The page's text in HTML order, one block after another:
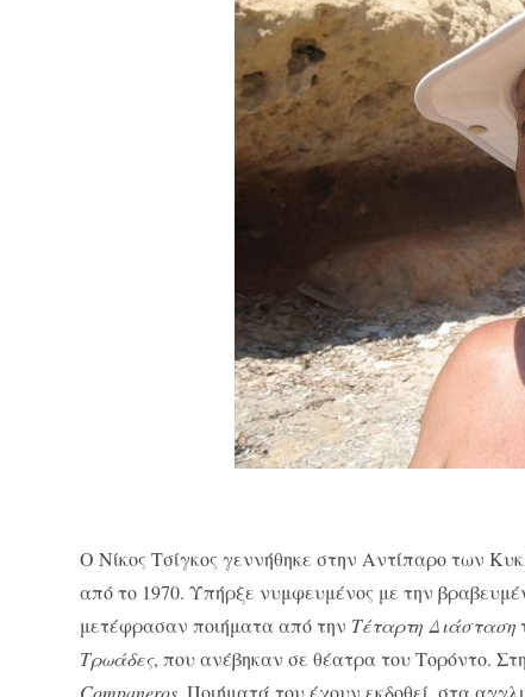
Ο Νίκος Τσίγκος γεννήθηκε στην Αντίπαρο των
από το 1970. Υπήρξε νυμφευμένος με την
μετέφρασαν ποιήματα από την Τέταρτη Διάσταση
Τρωάδες, που ανέβηκαν σε θέατρα του Τορόντο.